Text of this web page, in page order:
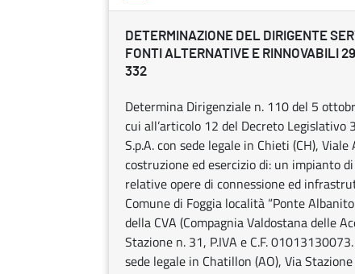
DETERMINAZIONE DEL DIRIGENTE
FONTI ALTERNATIVE E RINNOVABILI
332
Determina Dirigenziale n. 110 del 5
cui all’articolo 12 del Decreto
S.p.A. con sede legale in Chieti (CH),
costruzione ed esercizio di: un impianto
relative opere di connessione ed
Comune di Foggia località “Ponte
della CVA (Compagnia Valdostana delle
Stazione n. 31, P.IVA e C.F.
sede legale in Chatillon (AO), Via